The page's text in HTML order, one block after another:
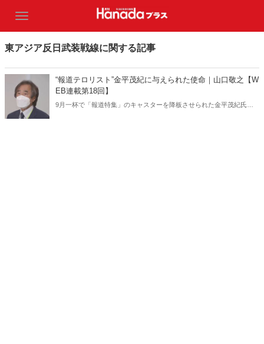
東アジア反日武装戦線に関する記事
“報道テロリスト”金平茂紀に与えられた使命｜山口敬之【W
EB連載第18回】
9月一杯で「報道特集」のキャスターを降板させられた金平茂紀氏。